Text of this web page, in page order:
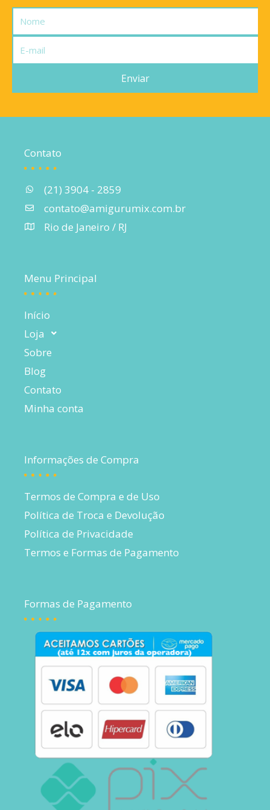
Nome
mail
Enviar
Contato
(21) 3904 - 2859
contato@amigurumix.com.br
Rio de Janeiro / RJ
Menu Principal
Início
Loja
Sobre
Blog
Contato
Minha conta
Informações de Compra
Termos de Compra e de Uso
Política de Troca e Devolução
Política de Privacidade
Termos e Formas de Pagamento
Formas de Pagamento